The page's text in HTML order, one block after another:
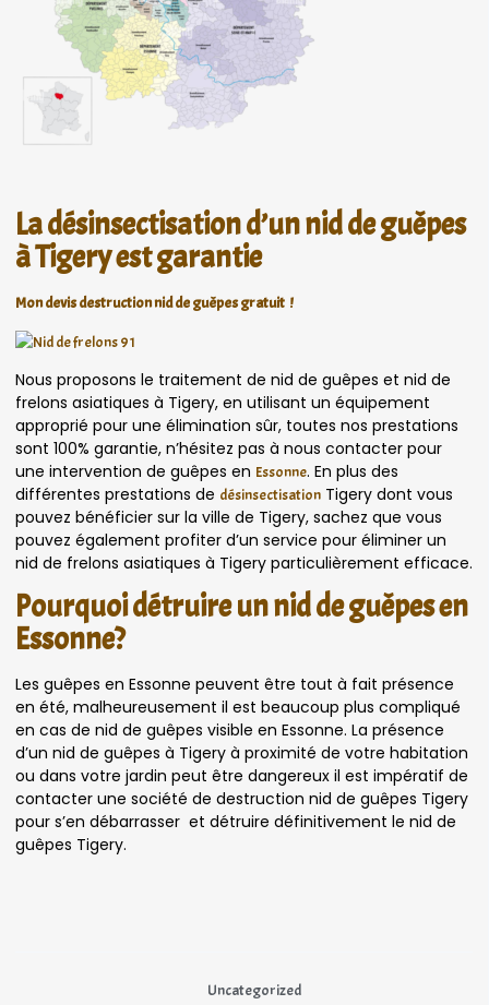
La désinsectisation d’un nid de guêpes
à Tigery est garantie
Mon devis destruction nid de guêpes gratuit !
Nous proposons le traitement de nid de guêpes et nid de
frelons asiatiques à Tigery, en utilisant un équipement
approprié pour une élimination sûr, toutes nos prestations
sont 100% garantie, n’hésitez pas à nous contacter pour
une intervention de guêpes en Essonne. En plus des
différentes prestations de désinsectisation Tigery dont vous
pouvez bénéficier sur la ville de Tigery, sachez que vous
pouvez également profiter d’un service pour éliminer un
nid de frelons asiatiques à Tigery particulièrement efficace.
Pourquoi détruire un nid de guêpes en
Essonne?
Les guêpes en Essonne peuvent être tout à fait présence
en été, malheureusement il est beaucoup plus compliqué
en cas de nid de guêpes visible en Essonne. La présence
d’un nid de guêpes à Tigery à proximité de votre habitation
ou dans votre jardin peut être dangereux il est impératif de
contacter une société de destruction nid de guêpes Tigery
pour s’en débarrasser et détruire définitivement le nid de
guêpes Tigery.
Uncategorized